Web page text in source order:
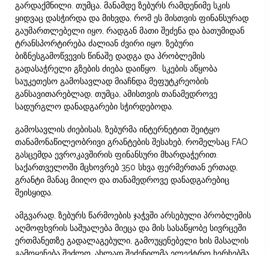
გარდაქმნილი. თუმცა, მანამდე ზებურს რამდენიმე სკის
ყიდვაც დასჭირდა და მიხვდა, რომ ეს მისთვის ფინანსურად
გაუმართლებელი იყო, რადგან მათი შეძენა და ბათუმიდან
ტრანსპორტირება ძალიან ძვირი იყო. ზებური
ბიზნესგამოწვევის წინაშე დადგა და პრობლემის
გადასაჭრელი გზების ძიება დაიწყო. სკების აწყობა
საუკეთესო გამოსავლად მიაჩნდა მეფუტკრეობის
განსავითარებლად, თუმცა, ამისთვის თანამედროვე
სადურგლო დანადგარები სჭირდებოდა.
გამოსავლის ძიებისას, ზებურმა ინტერნეტით შეიტყო
თანამონაწილეობრივი გრანტების შესახებ, რომელსაც FAO
გასცემდა ევროკავშირის ფინანსური მხარდაჭერით.
საქართველოში მცხოვრებ 350 სხვა ფერმერთან ერთად,
გრანტი მანაც მიიღო და თანამედროვე დანადგარებიც
შეისყიდა.
ამგვარად, ზებურს წარმოების ჯაჭვში არსებული პრობლემის
აღმოფხვრის საშუალება მიეცა და მის სასაწყობე სივრცეში
ერთმანეთზე გადალაგებული, გამოუყენებელი ხის მასალის